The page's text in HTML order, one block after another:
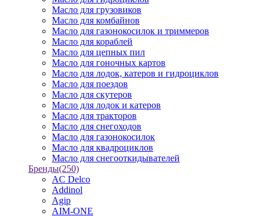
Масло для грузовиков
Масло для комбайнов
Масло для газонокосилок и триммеров
Масло для кораблей
Масло для цепных пил
Масло для гоночных картов
Масло для лодок, катеров и гидроциклов
Масло для поездов
Масло для скутеров
Масло для лодок и катеров
Масло для тракторов
Масло для снегоходов
Масло для газонокосилок
Масло для квадроциклов
Масло для снегооткидывателей
Бренды(250)
AC Delco
Addinol
Agip
AIM-ONE